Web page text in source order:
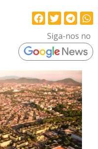
Siga-nos no